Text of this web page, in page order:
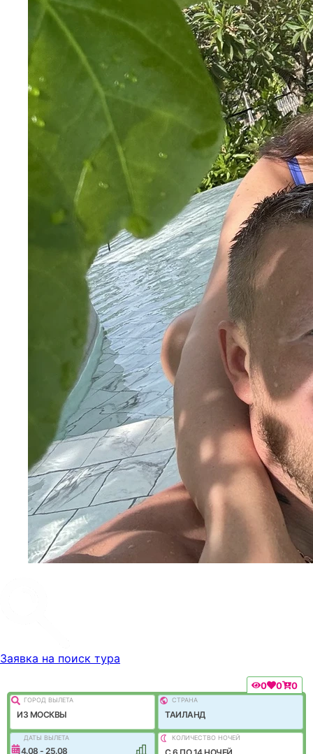
Заявка на поиск тура
0 0 0
ГОРОД ВЫЛEТА
ИЗ МОСКВЫ
СТРАНА
ТАИЛАНД
ДАТЫ ВЫЛЕТА
14.08 - 25.08
КОЛИЧЕСТВО НОЧЕЙ